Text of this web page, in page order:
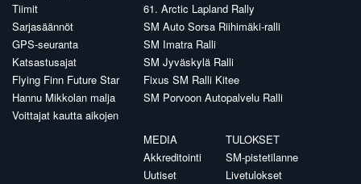
Tiimit
Sarjasäännöt
GPS-seuranta
Katsastusajat
Flying Finn Future Star
Hannu Mikkolan malja
Voittajat kautta aikojen
61. Arctic Lapland Rally
SM Auto Sorsa Riihimäki-ralli
SM Imatra Ralli
SM Jyväskylä Ralli
Fixus SM Ralli Kitee
SM Porvoon Autopalvelu Ralli
MEDIA
Akkreditointi
Uutiset
TULOKSET
SM-pistetilanne
Livetulokset